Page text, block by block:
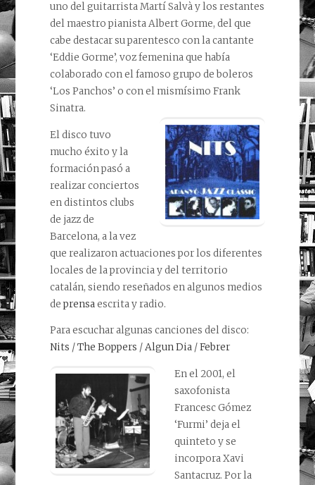
uno del guitarrista Martí Salvà y los restantes
del maestro pianista Albert Gorme, del que
cabe destacar su parentesco con la cantante
‘Eddie Gorme’, voz femenina que había
colaborado con el famoso grupo de boleros
‘Los Panchos’ o con el mismísimo Frank
Sinatra.
El disco tuvo
mucho éxito y la
formación pasó a
realizar conciertos
en distintos clubs
de jazz de
Barcelona, a la vez
que realizaron actuaciones por los diferentes
locales de la provincia y del territorio
catalán, siendo reseñados en algunos medios
deprensaescrita y radio.
Para escuchar algunas canciones del disco:
Nits /The Boppers /Algun Dia/Febrer
En el 2001, el
saxofonista
Francesc Gómez
‘Furmi’ deja el
quinteto y se
incorpora Xavi
Santacruz. Por la